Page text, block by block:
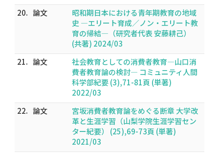
20. 論文
昭和期日本における青年期教育の地域
史 ―エリート育成／ノン・エリート教
育の帰結―（研究者代表 安藤耕己）
(共著) 2024/03
21. 論文
社会教育としての消費者教育―山口消
費者教育論の検討― コミュニティ人間
科学部紀要 (3),71-81頁 (単著)
2022/03
22. 論文
宮坂消費者教育論をめぐる断章 大学改
革と生涯学習（山梨学院生涯学習セン
ター紀要） (25),69-73頁 (単著)
2021/03